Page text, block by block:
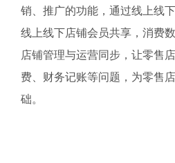
销、推广的功能，通过线上线
线上线下店铺会员共享，消费
店铺管理与运营同步，让零售
费、财务记账等问题，为零售
础。